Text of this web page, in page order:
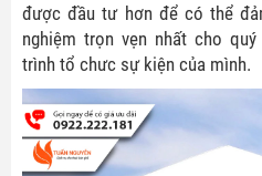
được đầu tư hơn để có thể
nghiệm trọn vẹn nhất cho
trình tổ chưc sự kiện của mình.